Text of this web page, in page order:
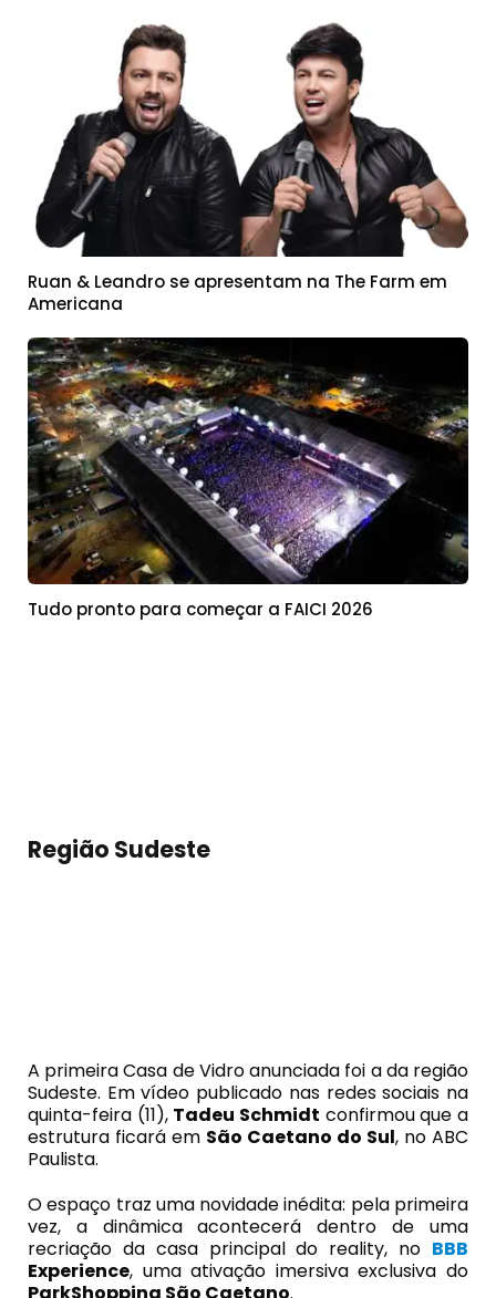
Ruan & Leandro se apresentam na The Farm em
Americana
Tudo pronto para começar a FAICI 2026
Região Sudeste
A primeira Casa de Vidro anunciada foi a da região
Sudeste. Em vídeo publicado nas redes sociais na
quinta-feira (11), Tadeu Schmidt confirmou que a
estrutura ficará em São Caetano do Sul, no ABC
Paulista.
O espaço traz uma novidade inédita: pela primeira
vez, a dinâmica acontecerá dentro de uma
recriação da casa principal do reality, no BBB
Experience, uma ativação imersiva exclusiva do
ParkShopping São Caetano.